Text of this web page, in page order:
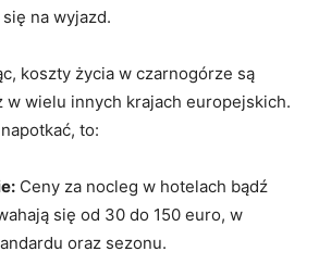
na wyjazd.
koszty życia w czarnogórze są
w wielu innych krajach europejskich.
to:
Ceny za nocleg w hotelach bądź
się od 30 do 150⁣ euro, w
oraz sezonu.